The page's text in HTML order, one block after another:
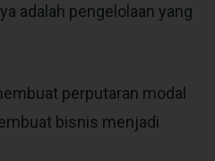
adalah pengelolaan yang
perputaran modal
bisnis menjadi